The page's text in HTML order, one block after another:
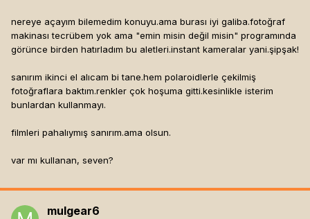
nereye açayım bilemedim konuyu.ama burası iyi galiba.fotoğraf
makinası tecrübem yok ama "emin misin değil misin" programında
görünce birden hatırladım bu aletleri.instant kameralar yani.şipşak!
sanırım ikinci el alıcam bi tane.hem polaroidlerle çekilmiş
fotoğraflara baktım.renkler çok hoşuma gitti.kesinlikle isterim
bunlardan kullanmayı.
filmleri pahalıymış sanırım.ama olsun.
var mı kullanan, seven?
mulgear6